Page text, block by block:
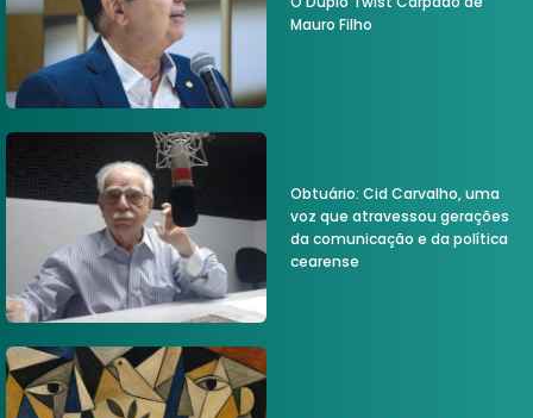
Mauro Filho
Obtuário: Cid Carvalho, uma
voz que atravessou gerações
da comunicação e da política
cearense